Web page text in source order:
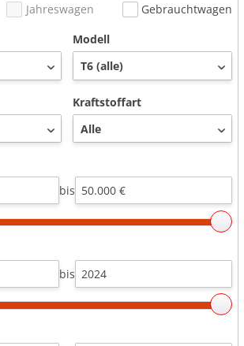
Jahreswagen
Gebrauchtwagen
Modell
Kraftstoffart
bis
bis